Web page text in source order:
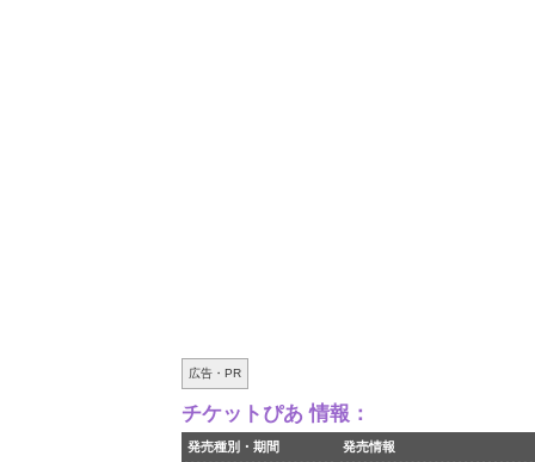
広告・PR
チケットぴあ 情報：
発売種別・期間 発売情報